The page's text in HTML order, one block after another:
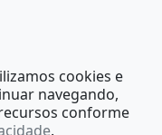
cookies e
navegando,
conforme
.